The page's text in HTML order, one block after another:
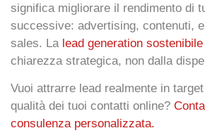
significa migliorare il rendimento di
successive: advertising, contenuti,
sales. La lead generation sostenibile
chiarezza strategica, non dalla
Vuoi attrarre lead realmente in
qualità dei tuoi contatti online?
consulenza personalizzata.